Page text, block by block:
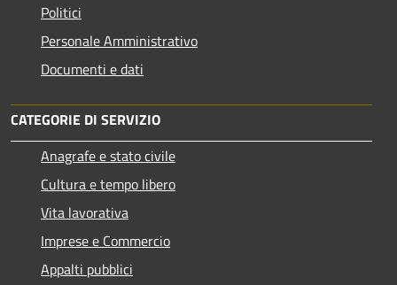
Politici
Personale Amministrativo
Documenti e dati
CATEGORIE DI SERVIZIO
Anagrafe e stato civile
Cultura e tempo libero
Vita lavorativa
Imprese e Commercio
Appalti pubblici